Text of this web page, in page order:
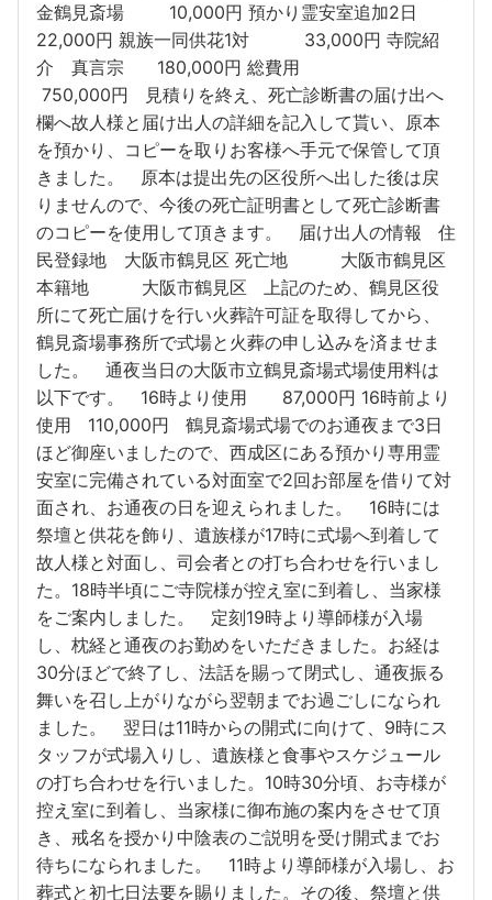
金鶴見斎場 10,000円 預かり霊安室追加2日
22,000円 親族一同供花1対 33,000円 寺院紹
介 真言宗 180,000円 総費用
750,000円 見積りを終え、死亡診断書の届け出へ
欄へ故人様と届け出人の詳細を記入して貰い、原本
を預かり、コピーを取りお客様へ手元で保管して頂
きました。 原本は提出先の区役所へ出した後は戻
りませんので、今後の死亡証明書として死亡診断書
のコピーを使用して頂きます。 届け出人の情報 住
民登録地 大阪市鶴見区 死亡地 大阪市鶴見区
本籍地 大阪市鶴見区 上記のため、鶴見区役
所にて死亡届けを行い火葬許可証を取得してから、
鶴見斎場事務所で式場と火葬の申し込みを済ませま
した。 通夜当日の大阪市立鶴見斎場式場使用料は
以下です。 16時より使用 87,000円 16時前より
使用 110,000円 鶴見斎場式場でのお通夜まで3日
ほど御座いましたので、西成区にある預かり専用霊
安室に完備されている対面室で2回お部屋を借りて対
面され、お通夜の日を迎えられました。 16時には
祭壇と供花を飾り、遺族様が17時に式場へ到着して
故人様と対面し、司会者との打ち合わせを行いまし
た。18時半頃にご寺院様が控え室に到着し、当家様
をご案内しました。 定刻19時より導師様が入場
し、枕経と通夜のお勤めをいただきました。お経は
30分ほどで終了し、法話を賜って閉式し、通夜振る
舞いを召し上がりながら翌朝までお過ごしになられ
ました。 翌日は11時からの開式に向けて、9時にス
タッフが式場入りし、遺族様と食事やスケジュール
の打ち合わせを行いました。10時30分頃、お寺様が
控え室に到着し、当家様に御布施の案内をさせて頂
き、戒名を授かり中陰表のご説明を受け開式までお
待ちになられました。 11時より導師様が入場し、お
葬式と初七日法要を賜りました。その後、祭壇と供